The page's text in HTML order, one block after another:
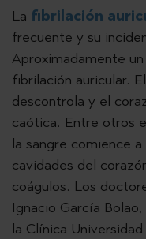
La fibrilación
frecuente y su
Aproximadamente
fibrilación auricular.
descontrola y el
caótica. Entre otros
la sangre comience
cavidades del
coágulos. Los
Ignacio García
la Clínica